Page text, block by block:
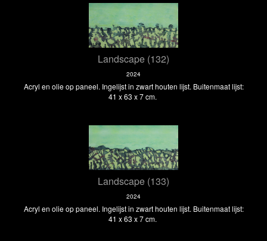
Landscape (132)
2024
Acryl en olie op paneel. Ingelijst in zwart houten lijst. Buitenmaat lijst:
41 x 63 x 7 cm.
Landscape (133)
2024
Acryl en olie op paneel. Ingelijst in zwart houten lijst. Buitenmaat lijst:
41 x 63 x 7 cm.